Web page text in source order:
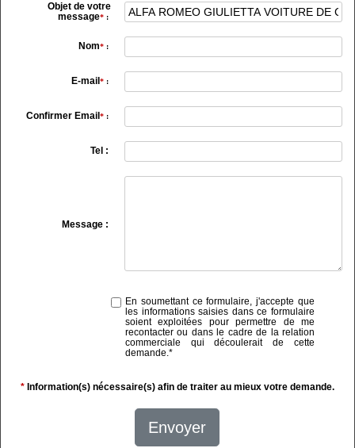
Objet de votre
message*:
Nom*:
E-mail *:
Confirmer Email *:
Tel :
Message :
En soumettant ce formulaire, j'accepte que
les informations saisies dans ce formulaire
soient exploitées pour permettre de me
recontacter ou dans le cadre de la relation
commerciale qui découlerait de cette
demande.*
* Information(s) nécessaire(s) afin de traiter au mieux votre demande.
Envoyer